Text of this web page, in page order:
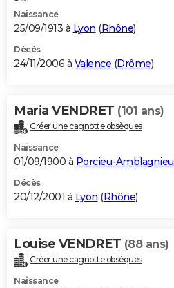
Naissance
25/09/1913 à Lyon (Rhône)
Décès
24/11/2006 à Valence (Drôme)
Maria VENDRET (101 ans)
Créer une cagnotte obsèques
Naissance
01/09/1900 à Porcieu-Amblagnieu
Décès
20/12/2001 à Lyon (Rhône)
Louise VENDRET (88 ans)
Créer une cagnotte obsèques
Naissance